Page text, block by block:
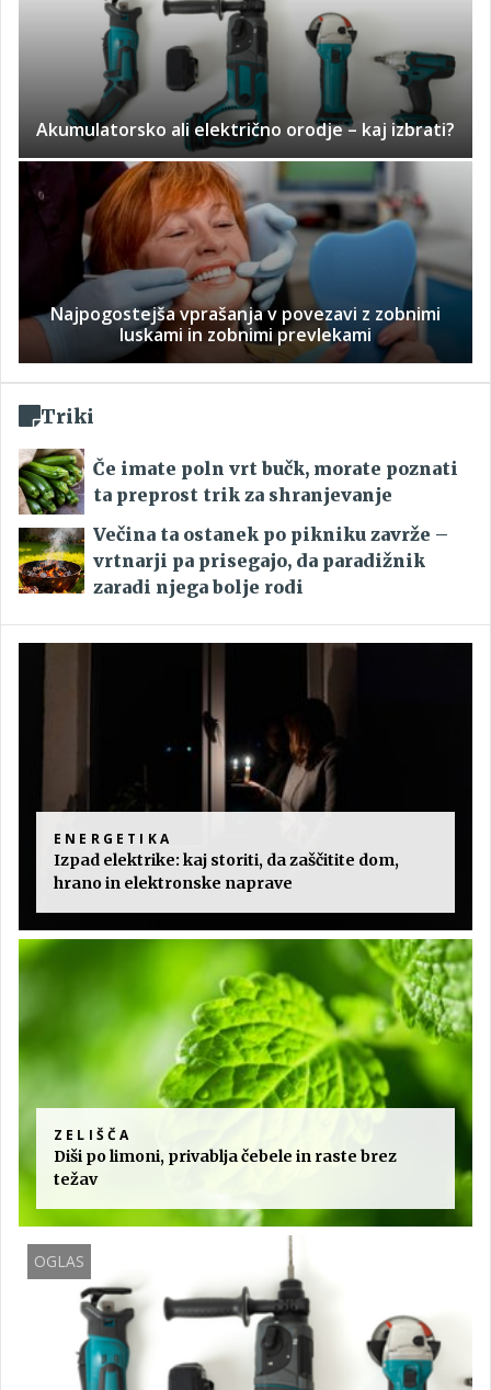
Akumulatorsko ali električno orodje – kaj izbrati?
Najpogostejša vprašanja v povezavi z zobnimi
luskami in zobnimi prevlekami
Triki
Če imate poln vrt bučk, morate poznati
ta preprost trik za shranjevanje
Večina ta ostanek po pikniku zavrže –
vrtnarji pa prisegajo, da paradižnik
zaradi njega bolje rodi
ENERGETIKA
Izpad elektrike: kaj storiti, da zaščitite dom,
hrano in elektronske naprave
ZELIŠČA
Diši po limoni, privablja čebele in raste brez
težav
OGLAS